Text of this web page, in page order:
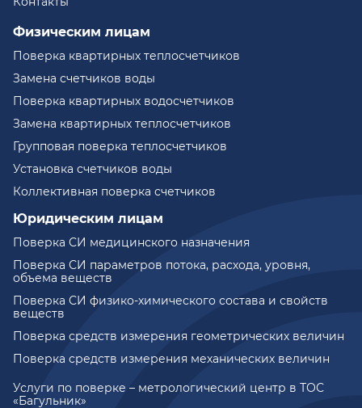
Услуги по поверке – метрологический центр в ТОС
«Багульник»
Физическим лицам
Поверка квартирных теплосчетчиков
Замена счетчиков воды
Поверка квартирных водосчетчиков
Замена квартирных теплосчетчиков
Групповая поверка теплосчетчиков
Установка счетчиков воды
Коллективная поверка счетчиков
Юридическим лицам
Поверка СИ медицинского назначения
Поверка СИ параметров потока, расхода, уровня,
объема веществ
Поверка СИ физико-химического состава и свойств
веществ
Поверка средств измерения геометрических величин
Поверка средств измерения механических величин